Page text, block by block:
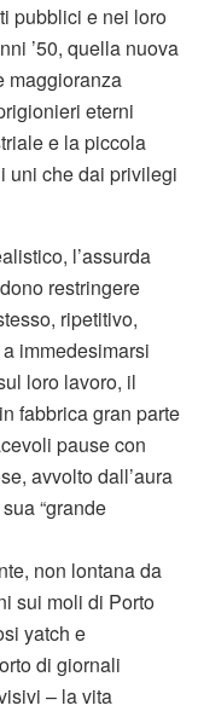
pubblici e nei loro
’50, quella nuova
maggioranza
eterni
e la piccola
uni che dai privilegi
l’assurda
restringere
ripetitivo,
immedesimarsi
loro lavoro, il
fabbrica gran parte
pause con
avvolto dall’aura
“grande
non lontana da
sui moli di Porto
yatch e
di giornali
– la vita